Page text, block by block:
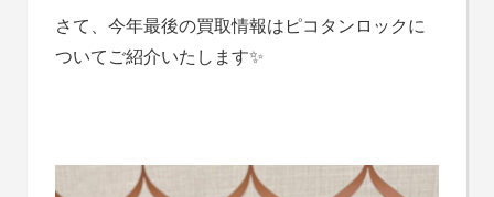
さて、今年最後の買取情報はピコタンロックに
ついてご紹介いたします✨